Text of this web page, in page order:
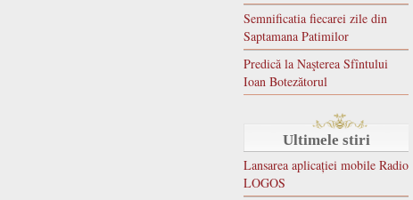
Semnificatia fiecarei zile din
Saptamana Patimilor
Predică la Naşterea Sfîntului
Ioan Botezătorul
Ultimele stiri
Lansarea aplicației mobile Radio
LOGOS